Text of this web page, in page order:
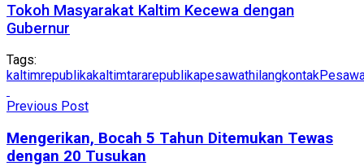
Tokoh Masyarakat Kaltim Kecewa dengan
Gubernur
Tags:
kaltimrepublikakaltimtararepublikapesawathilangkontak
Previous Post
Mengerikan, Bocah 5 Tahun Ditemukan Tewas
dengan 20 Tusukan